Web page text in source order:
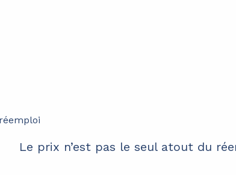
Le prix n’est pas le seul atout du